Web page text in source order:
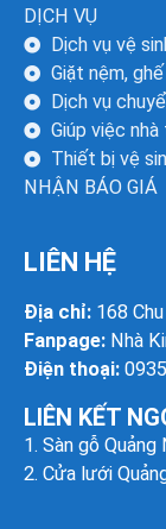
DỊCH VỤ
Dịch vụ vệ
Giặt nệm,
Dịch vụ
Giúp việc
Thiết bị vệ
NHẬN BÁO GIÁ
LIÊN HỆ
Địa chỉ: 168
Fanpage: Nhà
Điện thoại:
LIÊN KẾT
1. Sàn gỗ Quảng
2. Cửa lưới